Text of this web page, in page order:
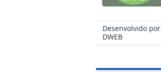
Desenvolvido por
DWEB